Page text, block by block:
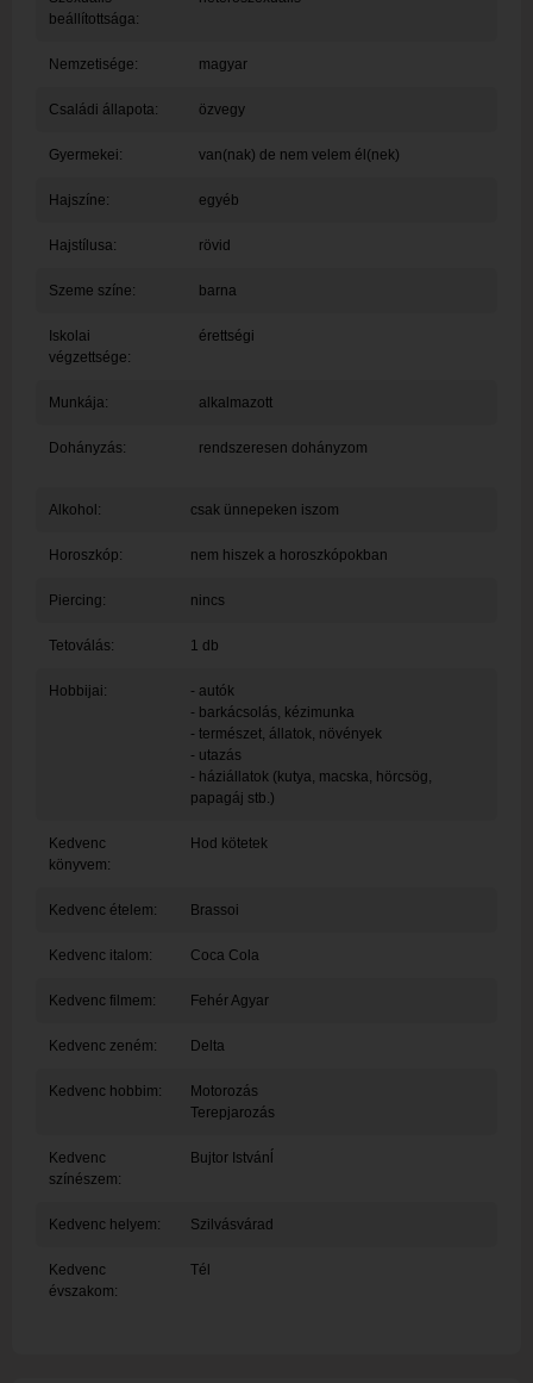
beállítottsága:
Nemzetisége: magyar
Családi állapota: özvegy
Gyermekei: van(nak) de nem velem él(nek)
Hajszíne: egyéb
Hajstílusa: rövid
Szeme színe: barna
Iskolai
végzettsége:
érettségi
Munkája: alkalmazott
Dohányzás: rendszeresen dohányzom
Alkohol: csak ünnepeken iszom
Horoszkóp: nem hiszek a horoszkópokban
Piercing: nincs
Tetoválás: 1 db
Hobbijai:
- autók
- barkácsolás, kézimunka
- természet, állatok, növények
- utazás
- háziállatok (kutya, macska, hörcsög,
papagáj stb.)
Kedvenc
könyvem:
Hod kötetek
Kedvenc ételem: Brassoi
Kedvenc italom: Coca Cola
Kedvenc filmem: Fehér Agyar
Kedvenc zeném: Delta
Kedvenc hobbim:
Motorozás
Terepjarozás
Kedvenc
színészem:
Bujtor Istvánĺ
Kedvenc helyem: Szilvásvárad
Kedvenc
évszakom:
Tél